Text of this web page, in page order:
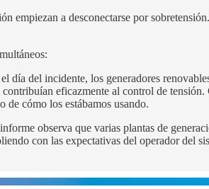
empiezan a desconectarse por
día del incidente, los generadores
eficazmente al control de
de cómo los estábamos usando.
observa que varias plantas de
con las expectativas del operador del